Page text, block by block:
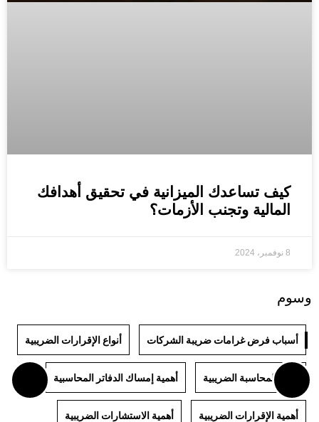
كيف تساعدك الميزانية في تحقيق أهدافك
المالية وتجنب الأزمات؟
8 نوفمبر، 2024
وسوم
أسباب فرض غرامات ضريبة الشركات أنواع الإقرارات الضريبية
أنواع المحاسبة الضريبية أهمية إمساك الدفاتر المحاسبية
أهمية الإقرارات الضريبية أهمية الاستشارات الضريبية